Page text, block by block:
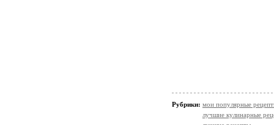
Рубрики: мои популярные
лучшие кулинарные